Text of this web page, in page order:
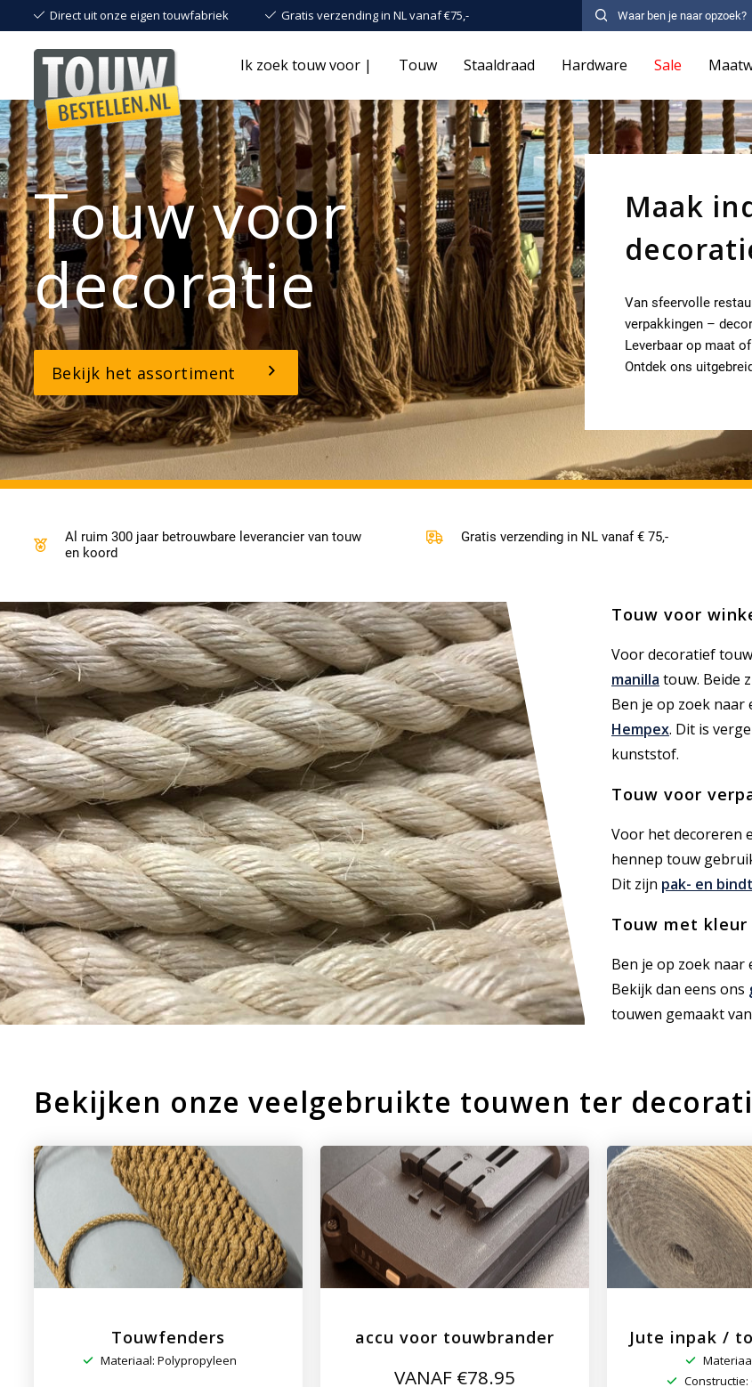
Direct uit onze eigen touwfabriek Gratis verzending in NL vanaf €75,-
Ik zoek touw voor | Touw Staaldraad Hardware Sale
Touw voor
decoratie
Bekijk het assortiment
Maak
Van sfeervolle
verpakkingen –
Leverbaar op maat
Ontdek ons
Al ruim 300 jaar betrouwbare leverancier van touw
en koord
Gratis verzending in NL vanaf € 75,-
Touw voor
Voor decoratief
manilla touw. Beide
Ben je op zoek
Hempex. Dit is
kunststof.
Touw voor
Voor het decoreren
hennep touw
Dit zijn pak- en
Touw met kleur
Ben je op zoek naar
Bekijk dan eens ons
touwen gemaakt van
Bekijken onze veelgebruikte touwen ter
Touwfenders
Materiaal: Polypropyleen
accu voor touwbrander
VANAF €78.95
Jute inpak /
Constructie: